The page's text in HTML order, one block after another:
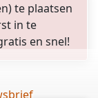
te plaatsen
in te
en snel!